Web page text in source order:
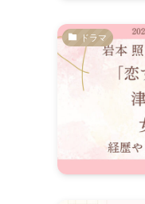
ドラマ